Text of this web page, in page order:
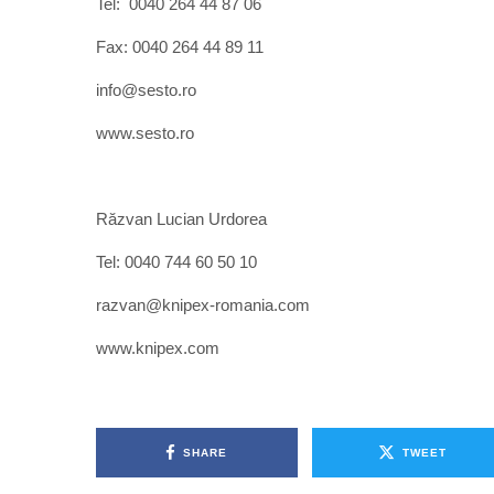
Tel: 0040 264 44 87 06
Fax: 0040 264 44 89 11
info@sesto.ro
www.sesto.ro
Răzvan Lucian Urdorea
Tel: 0040 744 60 50 10
razvan@knipex-romania.com
www.knipex.com
SHARE TWEET